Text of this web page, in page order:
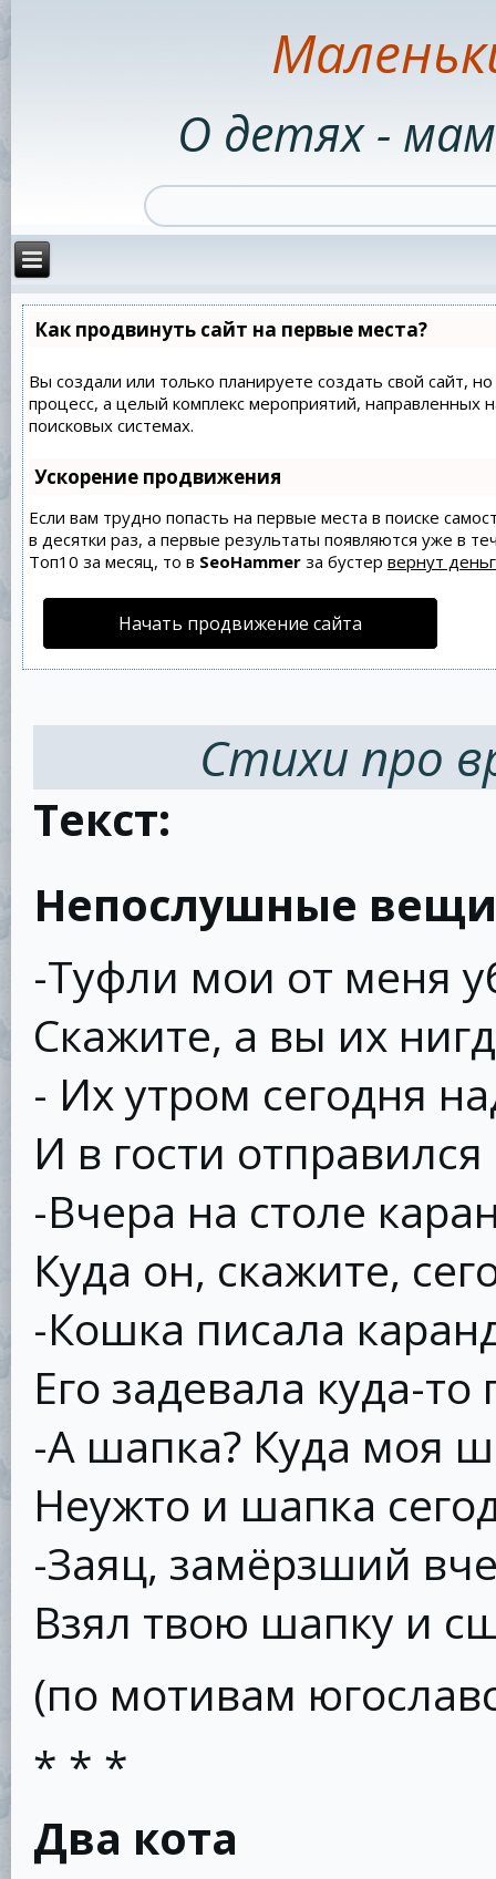
О детях -
Как продвинуть сайт на первые места?
Вы создали или только планируете создать свой сайт,
процесс, а целый комплекс мероприятий,
поисковых системах.
Ускорение продвижения
Если вам трудно попасть на первые места в поиске
в десятки раз, а первые результаты появляются уже в
Топ10 за месяц, то в SeoHammerза бустер вернут
Начать продвижение сайта
Стихи про
Текст:
Непослушные вещи
-Туфли мои от меня
Скажите, а вы их
- Их утром сегодня
И в гости отправился
-Вчера на столе
Куда он, скажите,
-Кошка писала
Его задевала куда-
-А шапка? Куда моя
Неужто и шапка
-Заяц, замёрзший
Взял твою шапку и
(по мотивам
* * *
Два кота